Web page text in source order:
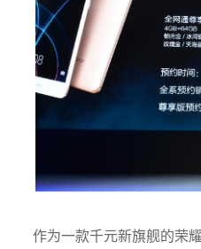
作为一款千元新旗舰的荣